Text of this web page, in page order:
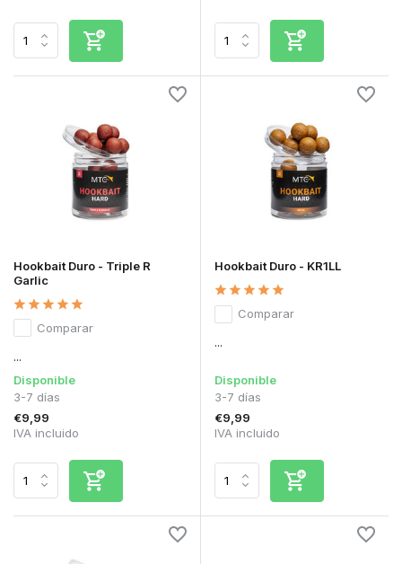
Hookbait Duro - Triple R
Garlic
Comparar
...
Disponible
3-7 días
€9,99
IVA incluido
Hookbait Duro - KR1LL
Comparar
...
Disponible
3-7 días
€9,99
IVA incluido